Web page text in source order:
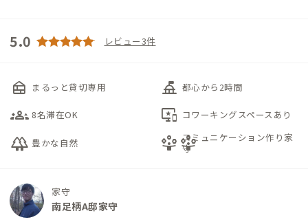
5.0 レビュー3件
nest_multi_room まるっと貸切専用 things_to_do 都心から2時間
groups_3 8名滞在OK important_devices コワーキングスペースあり
forest 豊かな自然 person_playperson_playコミュニケーション作り家
守
家守
南足柄A邸家守